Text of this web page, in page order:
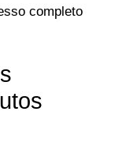
completo